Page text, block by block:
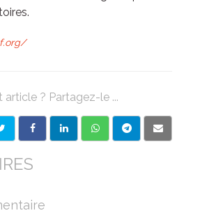
? Partagez-le ...